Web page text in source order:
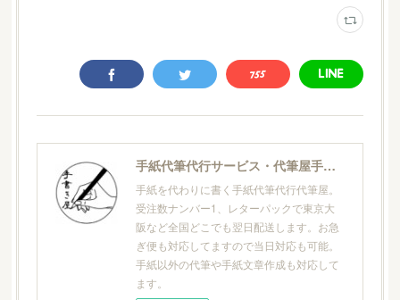
手紙代筆代行サービス・代筆屋手書き屋®
手紙を代わりに書く手紙代筆代行代筆屋。
受注数ナンバー1、レターパックで東京大
阪など全国どこでも翌日配送します。お急
ぎ便も対応してますので当日対応も可能。
手紙以外の代筆や手紙文章作成も対応して
ます。